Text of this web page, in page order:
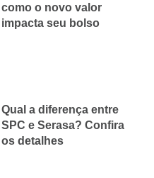
como o novo valor
impacta seu bolso
Qual a diferença entre
SPC e Serasa? Confira
os detalhes